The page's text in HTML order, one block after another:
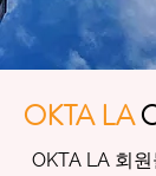
OKTA LA
OKTA LA 회